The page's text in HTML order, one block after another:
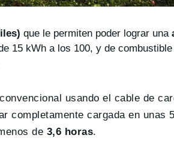
que le permiten poder lograr una
15 kWh a los 100, y de
usando el cable de
completamente cargada en unas
de 3,6 horas.